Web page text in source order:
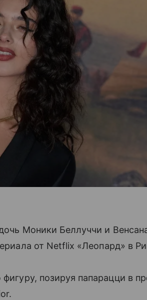
Моники Беллуччи и
от Netflix «Леопард» в
позируя папарацци в